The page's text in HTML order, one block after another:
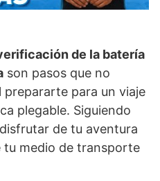
de la batería
son pasos que no
prepararte para un viaje
plegable. Siguiendo
de tu aventura
tu medio de transporte